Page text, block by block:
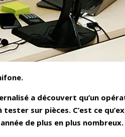
a découvert qu’un
sur pièces. C’est ce
de plus en plus nombreux.